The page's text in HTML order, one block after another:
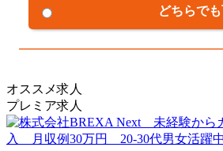
どちらで
オススメ求人
プレミア求人